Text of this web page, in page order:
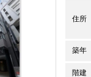
住所
築年
階建